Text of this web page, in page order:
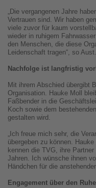
„Die vergangenen Jahre
Vertrauen sind. Wir haben
viele zuvor für kaum
wieder in ruhigem
den Menschen, die diese
Leidenschaft tragen“, so Aust.
Nachfolge ist langfristig
Mit ihrem Abschied übergibt
Organisation. Hauke Moll
Faßbender in die
Koch sowie dem
gestalten wird.
„Ich freue mich sehr, die
übergeben zu können.
kennen die TVG, ihre
Jahren. Ich wünsche ihnen
Händchen für die
Engagement über den